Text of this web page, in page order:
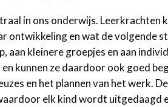
in ons onderwijs. Leerkrachten
ontwikkeling en wat de volgende
aan kleinere groepjes en aan
kunnen ze daardoor ook goed
en het plannen van het werk.
elk kind wordt uitgedaagd